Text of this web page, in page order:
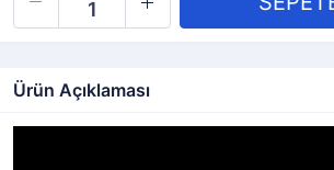
Ürün Açıklaması